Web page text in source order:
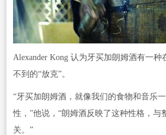
Alexander Kong 认为牙买加朗姆酒有一
不到的“放克”。
“牙买加朗姆酒，就像我们的食物和音乐
性，”他说，“朗姆酒反映了这种性格，与
关。”